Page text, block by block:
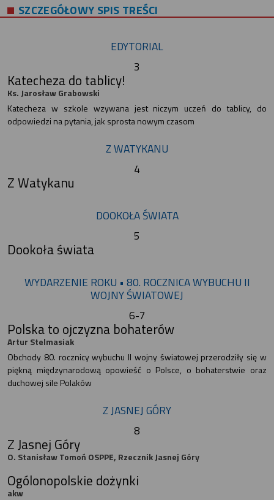
SZCZEGÓŁOWY SPIS TREŚCI
EDYTORIAL
3
Katecheza do tablicy!
Ks. Jarosław Grabowski
Katecheza w szkole wzywana jest niczym uczeń do tablicy, do
odpowiedzi na pytania, jak sprosta nowym czasom
Z WATYKANU
4
Z Watykanu
DOOKOŁA ŚWIATA
5
Dookoła świata
WYDARZENIE ROKU • 80. ROCZNICA WYBUCHU II
WOJNY ŚWIATOWEJ
6-7
Polska to ojczyzna bohaterów
Artur Stelmasiak
Obchody 80. rocznicy wybuchu II wojny światowej przerodziły się w
piękną międzynarodową opowieść o Polsce, o bohaterstwie oraz
duchowej sile Polaków
Z JASNEJ GÓRY
8
Z Jasnej Góry
O. Stanisław Tomoń OSPPE, Rzecznik Jasnej Góry
Ogólonopolskie dożynki
akw